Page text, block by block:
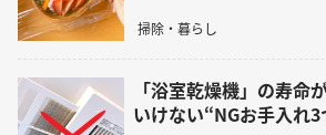
掃除・暮らし
「浴室乾燥機」の寿命
いけない“NGお手入れ3